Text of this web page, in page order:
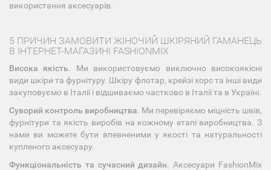
використання аксесуарів.
5 ПРИЧИН ЗАМОВИТИ ЖІНОЧИЙ ШКІРЯНИЙ ГАМАНЕЦЬ
В ІНТЕРНЕТ-МАГАЗИНІ FASHIONMIX
Висока якість. Ми використовуємо виключно високоякісні
види шкіри та фурнітуру. Шкіру флотар, крейзі хорс та інші види
закуповуємо в Італії і відшиваємо частково в Італії та в Україні.
Суворий контроль виробництва. Ми перевіряємо міцність швів,
фурнітури та якість виробів на кожному етапі виробництва. З
нами ви можете бути впевненими у якості та натуральності
купленого аксесуару.
Функціональність та сучасний дизайн. Аксесуари FashionMix